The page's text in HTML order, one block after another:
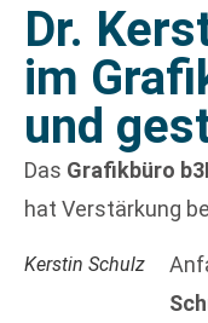
Dr.
im
und
Das Grafikbüro
hat Verstärkung
Kerstin Schulz